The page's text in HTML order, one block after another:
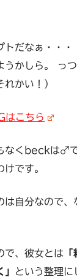
トだなぁ・・・
うかしら。 っ
かい！）
こちら
なくbeckは♂
です。
は自分なので、
で、彼女とは
という整理に